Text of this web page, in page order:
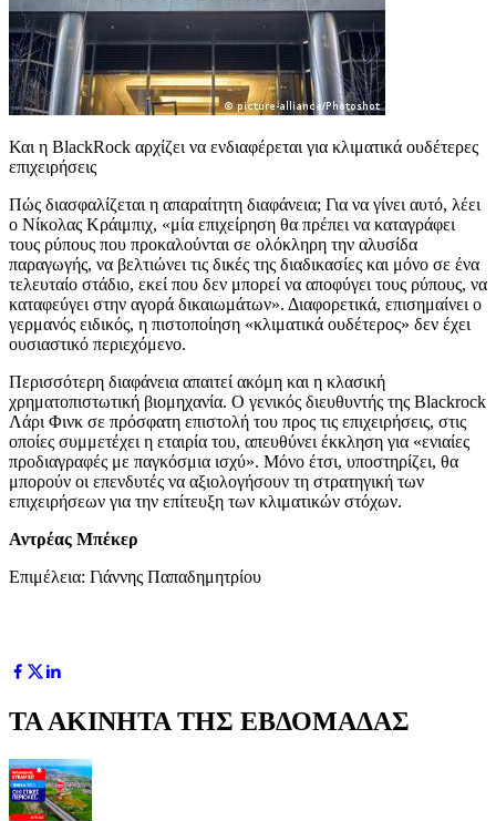
Και η BlackRock αρχίζει να ενδιαφέρεται για κλιματικά ουδέτερες
επιχειρήσεις
Πώς διασφαλίζεται η απαραίτητη διαφάνεια; Για να γίνει αυτό, λέει
ο Νίκολας Κράιμπιχ, «μία επιχείρηση θα πρέπει να καταγράφει
τους ρύπους που προκαλούνται σε ολόκληρη την αλυσίδα
παραγωγής, να βελτιώνει τις δικές της διαδικασίες και μόνο σε ένα
τελευταίο στάδιο, εκεί που δεν μπορεί να αποφύγει τους ρύπους, να
καταφεύγει στην αγορά δικαιωμάτων». Διαφορετικά, επισημαίνει ο
γερμανός ειδικός, η πιστοποίηση «κλιματικά ουδέτερος» δεν έχει
ουσιαστικό περιεχόμενο.
Περισσότερη διαφάνεια απαιτεί ακόμη και η κλασική
χρηματοπιστωτική βιομηχανία. Ο γενικός διευθυντής της Blackrock
Λάρι Φινκ σε πρόσφατη επιστολή του προς τις επιχειρήσεις, στις
οποίες συμμετέχει η εταιρία του, απευθύνει έκκληση για «ενιαίες
προδιαγραφές με παγκόσμια ισχύ». Μόνο έτσι, υποστηρίζει, θα
μπορούν οι επενδυτές να αξιολογήσουν τη στρατηγική των
επιχειρήσεων για την επίτευξη των κλιματικών στόχων.
Αντρέας Μπέκερ
Επιμέλεια: Γιάννης Παπαδημητρίου
ΤΑ ΑΚΙΝΗΤΑ ΤΗΣ ΕΒΔΟΜΑΔΑΣ